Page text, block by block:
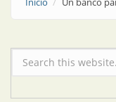
Formulario de